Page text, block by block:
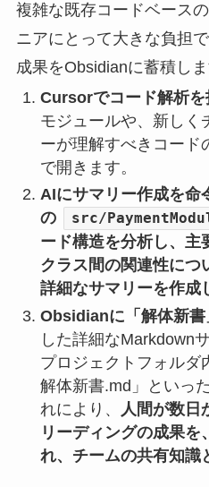
複雑な既存コードベース
ニアにとって大きな負担
成果をObsidianに蓄積しま
Cursorでコード解析を
モジュールや、新しく
ーが理解すべきコード
で開きます。
AIにサマリー作成を命
の
src/
ード構造を分析し、主
クラス間の関連性に
詳細なサマリーを作成
Obsidianに「解体新書
した詳細なMarkdown
プロジェクトフォルダ
解体新書.md」といっ
れにより、
人間が数日
リーディングの成果を
れ、チームの共有知識